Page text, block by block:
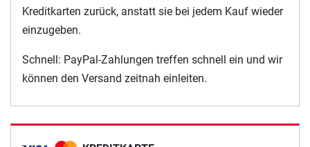
Kreditkarten zurück, anstatt sie bei jedem Kauf wieder
einzugeben.
Schnell: PayPal-Zahlungen treffen schnell ein und wir
können den Versand zeitnah einleiten.